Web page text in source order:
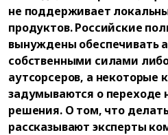
не поддерживает
продуктов. Российские
вынуждены обеспечивать
собственными силами
аутсорсеров, а некоторые
задумываются о переходе
решения. О том, что
рассказывают эксперты